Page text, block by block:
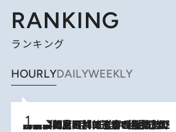
RANKING
ランキング
HOURLYDAILYWEEKLY
2026.8.8
「最後に見られてよかった」上野動物園の東園パンダ舎が解体前に特別公開。8月16日まで延長されたパネル展と共に辿る“半世紀”のパンダ飼育《解体工事の図面あり》